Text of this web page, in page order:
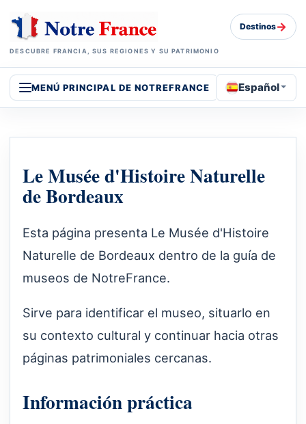
DESCUBRE FRANCIA, SUS REGIONES Y SU PATRIMONIO
Destinos→
MENÚ PRINCIPAL DE NOTREFRANCE Español
Le Musée d'Histoire Naturelle
de Bordeaux
Esta página presenta Le Musée d'Histoire
Naturelle de Bordeaux dentro de la guía de
museos de NotreFrance.
Sirve para identificar el museo, situarlo en
su contexto cultural y continuar hacia otras
páginas patrimoniales cercanas.
Información práctica